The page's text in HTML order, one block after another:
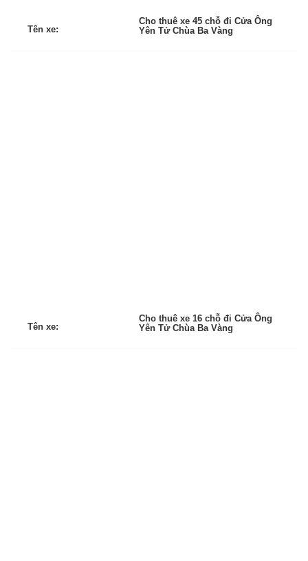
Tên xe:
Cho thuê xe 45 chỗ đi Cửa Ông
Yên Tử Chùa Ba Vàng
Tên xe:
Cho thuê xe 16 chỗ đi Cửa Ông
Yên Tử Chùa Ba Vàng